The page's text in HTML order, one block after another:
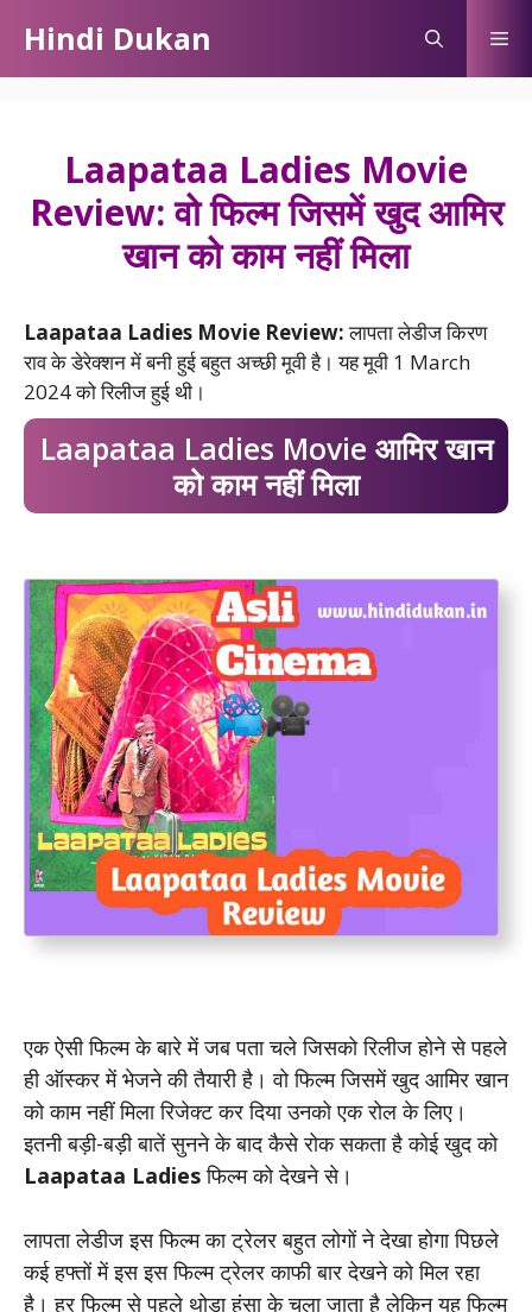
content
Hindi Dukan
Laapataa Ladies Movie
Review: वो फिल्म जिसमें खुद आमिर
खान को काम नहीं मिला
Laapataa Ladies Movie Review:लापता लेडीज किरण
राव के डेरेक्शन में बनी हुई बहुत अच्छी मूवी है। यह मूवी 1 March
2024 को रिलीज हुई थी।
Laapataa Ladies Movie आमिर खान
को काम नहीं मिला
एक ऐसी फिल्म के बारे में जब पता चले जिसको रिलीज होने से पहले
ही ऑस्कर में भेजने की तैयारी है। वो फिल्म जिसमें खुद आमिर खान
को काम नहीं मिला रिजेक्ट कर दिया उनको एक रोल के लिए।
इतनी बड़ी-बड़ी बातें सुनने के बाद कैसे रोक सकता है कोई खुद को
Laapataa Ladiesफिल्म को देखने से।
लापता लेडीज इस फिल्म का ट्रेलर बहुत लोगों ने देखा होगा पिछले
कई हफ्तों में इस इस फिल्म ट्रेलर काफी बार देखने को मिल रहा
है। हर फिल्म से पहले थोड़ा हंसा के चला जाता है लेकिन यह फिल्म